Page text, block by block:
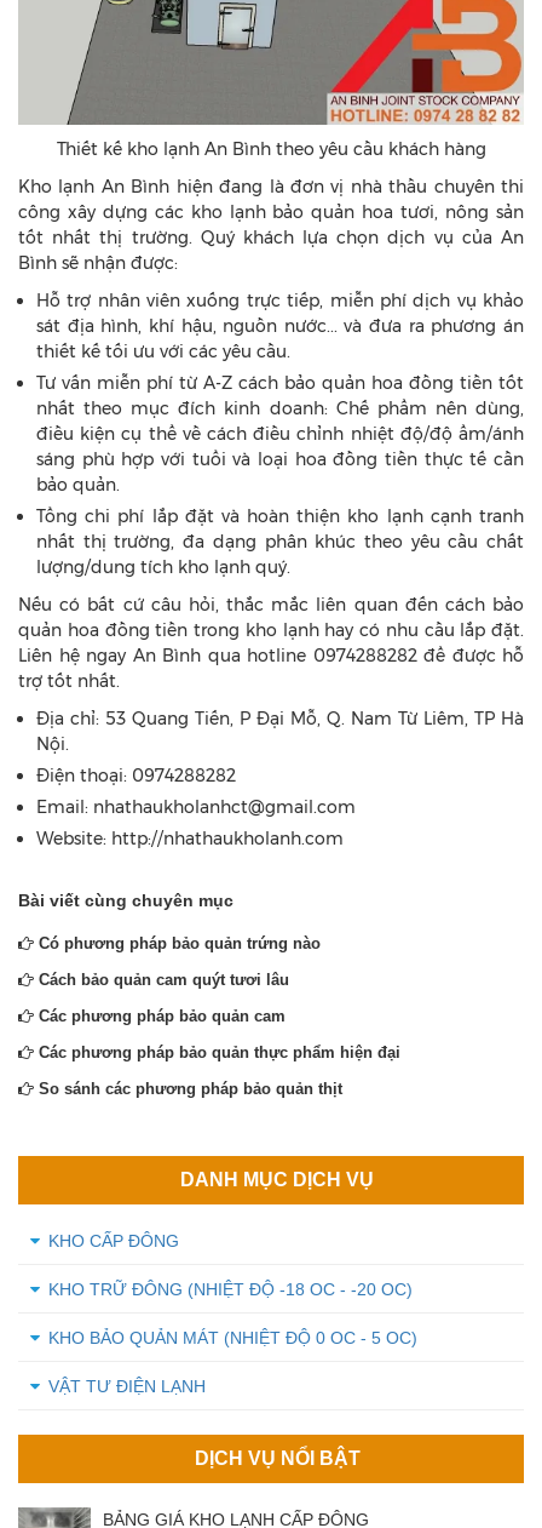
Thiết kế kho lạnh An Bình theo yêu cầu khách hàng
Kho lạnh An Bình hiện đang là đơn vị nhà thầu chuyên thi
công xây dựng các kho lạnh bảo quản hoa tươi, nông sản
tốt nhất thị trường. Quý khách lựa chọn dịch vụ của An
Bình sẽ nhận được:
Hỗ trợ nhân viên xuống trực tiếp, miễn phí dịch vụ khảo
sát địa hình, khí hậu, nguồn nước... và đưa ra phương án
thiết kế tối ưu với các yêu cầu.
Tư vấn miễn phí từ A-Z cách bảo quản hoa đồng tiền tốt
nhất theo mục đích kinh doanh: Chế phẩm nên dùng,
điều kiện cụ thể về cách điều chỉnh nhiệt độ/độ ẩm/ánh
sáng phù hợp với tuổi và loại hoa đồng tiền thực tế cần
bảo quản.
Tổng chi phí lắp đặt và hoàn thiện kho lạnh cạnh tranh
nhất thị trường, đa dạng phân khúc theo yêu cầu chất
lượng/dung tích kho lạnh quý.
Nếu có bất cứ câu hỏi, thắc mắc liên quan đến cách bảo
quản hoa đồng tiền trong kho lạnh hay có nhu cầu lắp đặt.
Liên hệ ngay An Bình qua hotline 0974288282 để được hỗ
trợ tốt nhất.
Địa chỉ: 53 Quang Tiến, P Đại Mỗ, Q. Nam Từ Liêm, TP Hà
Nội.
Điện thoại: 0974288282
Email: nhathaukholanhct@gmail.com
Website: http://nhathaukholanh.com
Bài viết cùng chuyên mục
Có phương pháp bảo quản trứng nào
Cách bảo quản cam quýt tươi lâu
Các phương pháp bảo quản cam
Các phương pháp bảo quản thực phẩm hiện đại
So sánh các phương pháp bảo quản thịt
DANH MỤC DỊCH VỤ
KHO CẤP ĐÔNG
KHO TRỮ ĐÔNG (NHIỆT ĐỘ -18 OC - -20 OC)
KHO BẢO QUẢN MÁT (NHIỆT ĐỘ 0 OC - 5 OC)
VẬT TƯ ĐIỆN LẠNH
DỊCH VỤ NỔI BẬT
BẢNG GIÁ KHO LẠNH CẤP ĐÔNG